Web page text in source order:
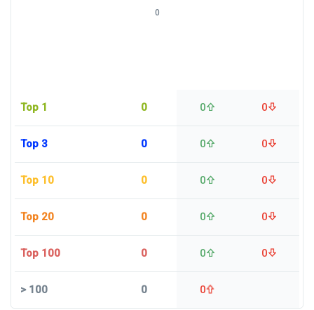
Top 1 0 0 0
Top 3 0 0 0
Top 10 0 0 0
Top 20 0 0 0
Top 100 0 0 0
>100 0 0
0